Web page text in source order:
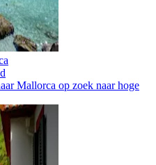
Mallorca op zoek naar hoge